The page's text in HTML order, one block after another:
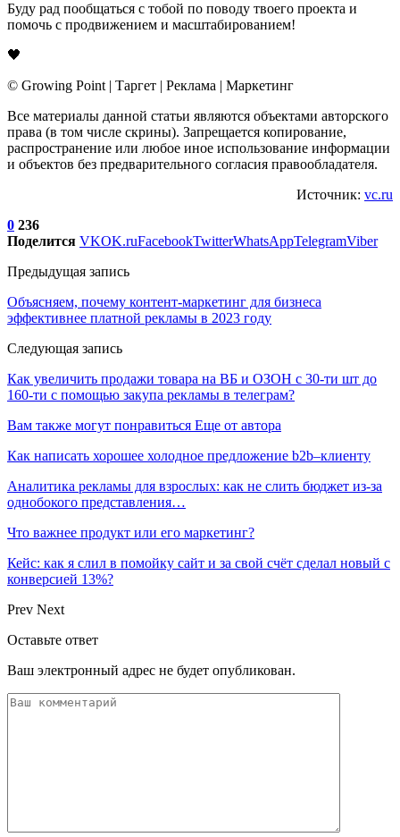
Буду рад пообщаться с тобой по поводу твоего проекта и
помочь с продвижением и масштабированием!
🖤
© Growing Point | Таргет | Реклама | Маркетинг
Все материалы данной статьи являются объектами авторского
права (в том числе скрины). Запрещается копирование,
распространение или любое иное использование информации
и объектов без предварительного согласия правообладателя.
Источник: vc.ru
0 236
Поделится VKOK.ruFacebookTwitterWhatsAppTelegramViber
Предыдущая запись
Объясняем, почему контент-маркетинг для бизнеса
эффективнее платной рекламы в 2023 году
Следующая запись
Как увеличить продажи товара на ВБ и ОЗОН с 30-ти шт до
160-ти с помощью закупа рекламы в телеграм?
Вам также могут понравиться Еще от автора
Как написать хорошее холодное предложение b2b–клиенту
Аналитика рекламы для взрослых: как не слить бюджет из-за
однобокого представления…
Что важнее продукт или его маркетинг?
Кейс: как я слил в помойку сайт и за свой счёт сделал новый с
конверсией 13%?
Prev Next
Оставьте ответ
Ваш электронный адрес не будет опубликован.